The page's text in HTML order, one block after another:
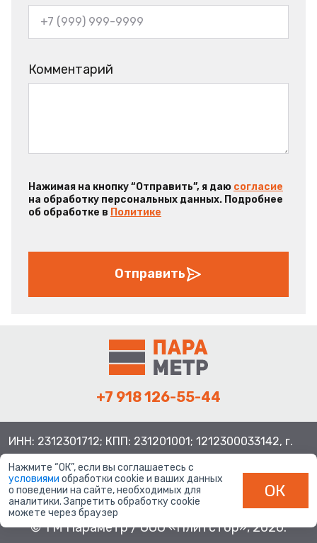
Комментарий
Нажимая на кнопку “Отправить”, я даю согласие
на обработку персональных данных. Подробнее
об обработке в Политике
Отправить
+7 918 126-55-44
ИНН: 2312301712; КПП: 231201001; 1212300033142, г.
Краснодар ул. Просторная, 21, индекс 350080
© ТМ Параметр / ООО «Плитстор», 2026.
Нажмите “ОК”, если вы соглашаетесь с
условиями обработки cookie и ваших данных
о поведении на сайте, необходимых для
аналитики. Запретить обработку cookie
можете через браузер
ОК